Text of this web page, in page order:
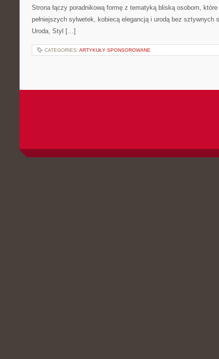
Strona łączy poradnikową formę z tematyką bliską osobom,
pełniejszych sylwetek, kobiecą elegancją i urodą bez sztywnych
Uroda, Styl […]
CATEGORIES: ARTYKUŁY SPONSOROWANE